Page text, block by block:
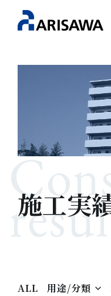
施工実
ALL 用途/分類